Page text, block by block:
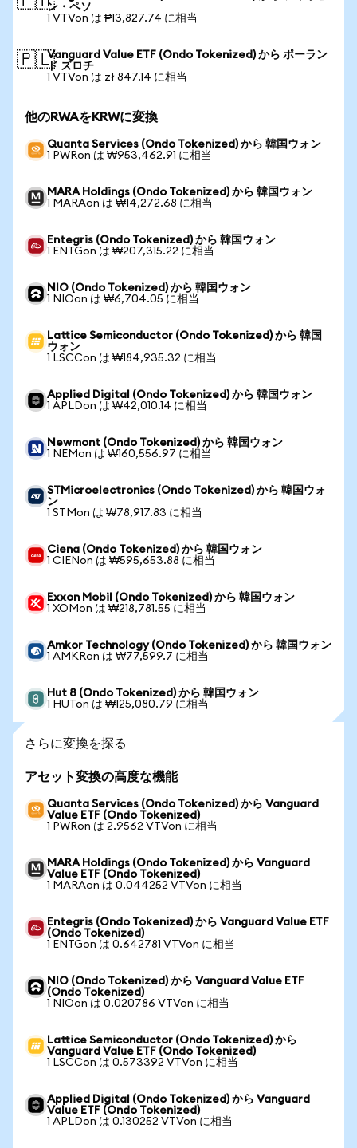
ン・ペソ
1 VTVon は ₱13,827.74 に相当
🇵🇱Vanguard Value ETF (Ondo Tokenized) から ポーラン
ド ズロチ
1 VTVon は zł 847.14 に相当
他のRWAをKRWに変換
Quanta Services (Ondo Tokenized) から 韓国ウォン
1 PWRon は ₩953,462.91 に相当
MARA Holdings (Ondo Tokenized) から 韓国ウォン
1 MARAon は ₩14,272.68 に相当
Entegris (Ondo Tokenized) から 韓国ウォン
1 ENTGon は ₩207,315.22 に相当
NIO (Ondo Tokenized) から 韓国ウォン
1 NIOon は ₩6,704.05 に相当
Lattice Semiconductor (Ondo Tokenized) から 韓国
ウォン
1 LSCCon は ₩184,935.32 に相当
Applied Digital (Ondo Tokenized) から 韓国ウォン
1 APLDon は ₩42,010.14 に相当
Newmont (Ondo Tokenized) から 韓国ウォン
1 NEMon は ₩160,556.97 に相当
STMicroelectronics (Ondo Tokenized) から 韓国ウォ
ン
1 STMon は ₩78,917.83 に相当
Ciena (Ondo Tokenized) から 韓国ウォン
1 CIENon は ₩595,653.88 に相当
Exxon Mobil (Ondo Tokenized) から 韓国ウォン
1 XOMon は ₩218,781.55 に相当
Amkor Technology (Ondo Tokenized) から 韓国ウォン
1 AMKRon は ₩77,599.7 に相当
Hut 8 (Ondo Tokenized) から 韓国ウォン
1 HUTon は ₩125,080.79 に相当
さらに変換を探る
アセット変換の高度な機能
Quanta Services (Ondo Tokenized) から Vanguard
Value ETF (Ondo Tokenized)
1 PWRon は 2.9562 VTVon に相当
MARA Holdings (Ondo Tokenized) から Vanguard
Value ETF (Ondo Tokenized)
1 MARAon は 0.044252 VTVon に相当
Entegris (Ondo Tokenized) から Vanguard Value ETF
(Ondo Tokenized)
1 ENTGon は 0.642781 VTVon に相当
NIO (Ondo Tokenized) から Vanguard Value ETF
(Ondo Tokenized)
1 NIOon は 0.020786 VTVon に相当
Lattice Semiconductor (Ondo Tokenized) から
Vanguard Value ETF (Ondo Tokenized)
1 LSCCon は 0.573392 VTVon に相当
Applied Digital (Ondo Tokenized) から Vanguard
Value ETF (Ondo Tokenized)
1 APLDon は 0.130252 VTVon に相当